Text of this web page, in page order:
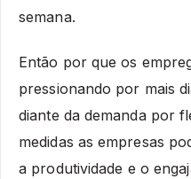
semana.
Então por que os
pressionando por mais
diante da demanda por
medidas as empresas
a produtividade e o